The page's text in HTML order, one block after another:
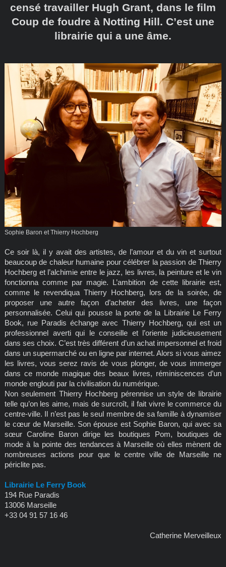
censé travailler Hugh Grant, dans le film
Coup de foudre à Notting Hill. C’est une
librairie qui a une âme.
Sophie Baron et Thierry Hochberg
Ce soir là, il y avait des artistes, de l’amour et du vin et surtout
beaucoup de chaleur humaine pour célébrer la passion de Thierry
Hochberg et l’alchimie entre le jazz, les livres, la peinture et le vin
fonctionna comme par magie. L’ambition de cette librairie est,
comme le revendiqua Thierry Hochberg, lors de la soirée, de
proposer une autre façon d’acheter des livres, une façon
personnalisée. Celui qui pousse la porte de la Librairie Le Ferry
Book, rue Paradis échange avec Thierry Hochberg, qui est un
professionnel averti qui le conseille et l’oriente judicieusement
dans ses choix. C’est très différent d’un achat impersonnel et froid
dans un supermarché ou en ligne par internet. Alors si vous aimez
les livres, vous serez ravis de vous plonger, de vous immerger
dans ce monde magique des beaux livres, réminiscences d’un
monde englouti par la civilisation du numérique.
Non seulement Thierry Hochberg pérennise un style de librairie
telle qu’on les aime, mais de surcroît, il fait vivre le commerce du
centre-ville. Il n’est pas le seul membre de sa famille à dynamiser
le cœur de Marseille. Son épouse est Sophie Baron, qui avec sa
sœur Caroline Baron dirige les boutiques Pom, boutiques de
mode à la pointe des tendances à Marseille où elles mènent de
nombreuses actions pour que le centre ville de Marseille ne
périclite pas.
Librairie Le Ferry Book
194 Rue Paradis
13006 Marseille
+33 04 91 57 16 46
Catherine Merveilleux